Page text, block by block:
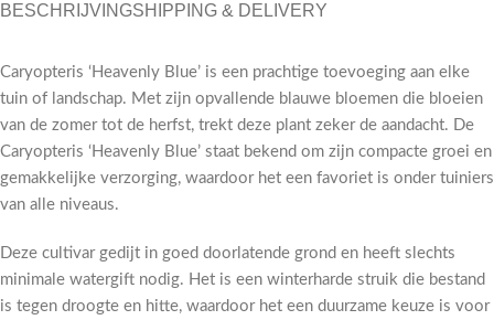
BESCHRIJVINGSHIPPING & DELIVERY
Caryopteris ‘Heavenly Blue’ is een prachtige toevoeging aan elke
tuin of landschap. Met zijn opvallende blauwe bloemen die bloeien
van de zomer tot de herfst, trekt deze plant zeker de aandacht. De
Caryopteris ‘Heavenly Blue’ staat bekend om zijn compacte groei en
gemakkelijke verzorging, waardoor het een favoriet is onder tuiniers
van alle niveaus.
Deze cultivar gedijt in goed doorlatende grond en heeft slechts
minimale watergift nodig. Het is een winterharde struik die bestand
is tegen droogte en hitte, waardoor het een duurzame keuze is voor